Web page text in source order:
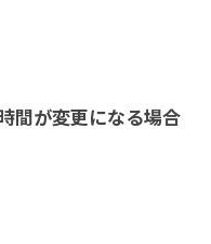
間が変更になる場合